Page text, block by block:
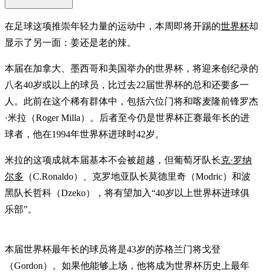
在足球这项推崇年轻力量的运动中，本周即将开踢的世界杯却
显示了另一面：姜还是老的辣。
本届在加拿大、墨西哥和美国举办的世界杯，将迎来创纪录的
八名40岁或以上的球员，比过去22届世界杯的总和还要多一
人。此前在这个稀有群体中，包括六位门将和喀麦隆前锋罗杰
·米拉（Roger Milla）。后者至今仍是世界杯正赛最年长的进
球者，他在1994年世界杯进球时42岁。
米拉的这项成就本届基本不会被超越，但葡萄牙队长克·罗纳
尔多 （C.Ronaldo）、克罗地亚队长莫德里奇（Modric）和波
黑队长哲科（Dzeko），将有望加入“40岁以上世界杯进球俱
乐部”。
本届世界杯最年长的球员将是43岁的苏格兰门将戈登
（Gordon）。如果他能够上场，他将成为世界杯历史上最年